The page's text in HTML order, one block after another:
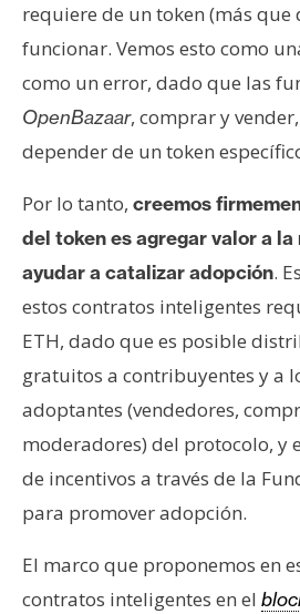
requiere de un token (más que
funcionar. Vemos esto como
como un error, dado que las
OpenBazaar, comprar y
depender de un token
Por lo tanto, creemos
del token es agregar valor a la
ayudar a catalizar adopción.
estos contratos inteligentes
ETH, dado que es posible
gratuitos a contribuyentes y a
adoptantes (vendedores,
moderadores) del protocolo, y
de incentivos a través de la
para promover adopción.
El marco que proponemos en
contratos inteligentes en el